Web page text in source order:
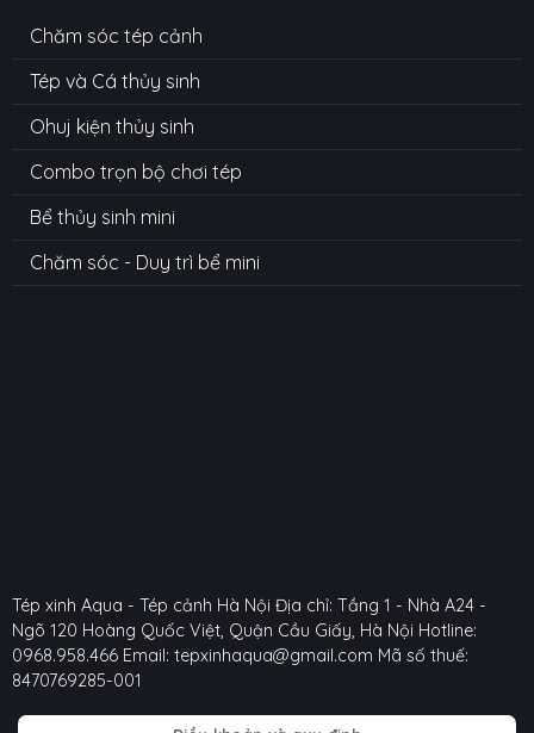
Chăm sóc tép cảnh
Tép và Cá thủy sinh
Ohuj kiện thủy sinh
Combo trọn bộ chơi tép
Bể thủy sinh mini
Chăm sóc - Duy trì bể mini
Tép xinh Aqua - Tép cảnh Hà Nội Địa chỉ: Tầng 1 - Nhà A24 -
Ngõ 120 Hoàng Quốc Việt, Quận Cầu Giấy, Hà Nội Hotline:
0968.958.466 Email: tepxinhaqua@gmail.com Mã số thuế:
8470769285-001